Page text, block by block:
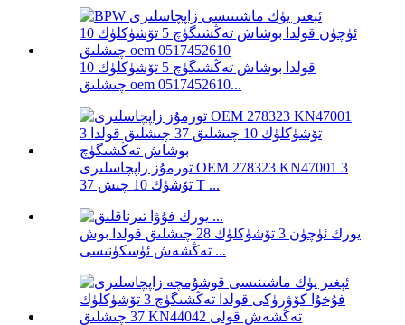
قولدا بوشاش تەڭشىگۈچ 5 تۆشۈكلۈك 10
چىشلىق oem 0517452610...
تورمۇز زاپچاسلىرى OEM 278323 KN47001 3
تۆشۈك 10 چىش 37 T ...
يورك ئۈچۈن 3 تۆشۈكلۈك 28 چىشلىق قولدا بوش
تەڭشەش ئۈسكۈنىسى ...